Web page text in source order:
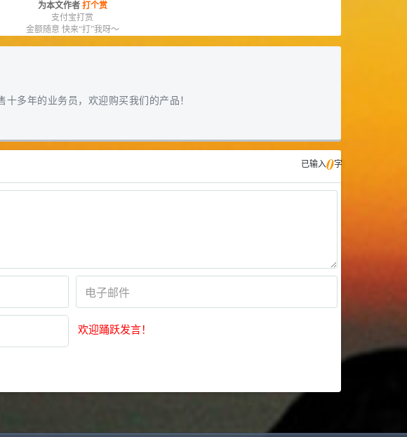
为本文作者 打个赏
支付宝打赏
金额随意 快来“打”我呀～
多年的业务员，欢迎购买我们的产品！
已输入0字
欢迎踊跃发言！